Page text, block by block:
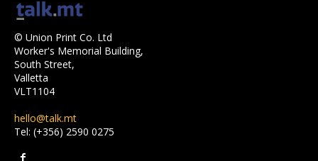
© Union Print Co. Ltd
Worker's Memorial Building,
South Street,
Valletta
VLT1104
hello@talk.mt
Tel: (+356) 2590 0275